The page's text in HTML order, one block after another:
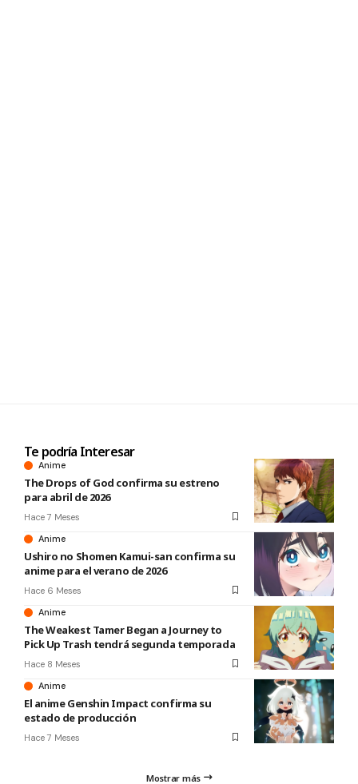
Te podría Interesar
Anime
The Drops of God confirma su estreno
para abril de 2026
Hace 7 Meses
Anime
Ushiro no Shomen Kamui-san confirma su
anime para el verano de 2026
Hace 6 Meses
Anime
The Weakest Tamer Began a Journey to
Pick Up Trash tendrá segunda temporada
Hace 8 Meses
Anime
El anime Genshin Impact confirma su
estado de producción
Hace 7 Meses
Mostrar más